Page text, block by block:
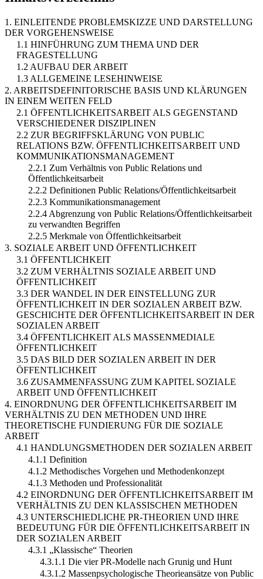
1. EINLEITENDE PROBLEMSKIZZE UND DARSTELLUNG
DER VORGEHENSWEISE
1.1 HINFÜHRUNG ZUM THEMA UND DER
FRAGESTELLUNG
1.2 AUFBAU DER ARBEIT
1.3 ALLGEMEINE LESEHINWEISE
2. ARBEITSDEFINITORISCHE BASIS UND KLÄRUNGEN
IN EINEM WEITEN FELD
2.1 ÖFFENTLICHKEITSARBEIT ALS GEGENSTAND
VERSCHIEDENER DISZIPLINEN
2.2 ZUR BEGRIFFSKLÄRUNG VON PUBLIC
RELATIONS BZW. ÖFFENTLICHKEITSARBEIT UND
KOMMUNIKATIONSMANAGEMENT
2.2.1 Zum Verhältnis von Public Relations und
Öffentlichkeitsarbeit
2.2.2 Definitionen Public Relations/Öffentlichkeitsarbeit
2.2.3 Kommunikationsmanagement
2.2.4 Abgrenzung von Public Relations/Öffentlichkeitsarbeit
zu verwandten Begriffen
2.2.5 Merkmale von Öffentlichkeitsarbeit
3. SOZIALE ARBEIT UND ÖFFENTLICHKEIT
3.1 ÖFFENTLICHKEIT
3.2 ZUM VERHÄLTNIS SOZIALE ARBEIT UND
ÖFFENTLICHKEIT
3.3 DER WANDEL IN DER EINSTELLUNG ZUR
ÖFFENTLICHKEIT IN DER SOZIALEN ARBEIT BZW.
GESCHICHTE DER ÖFFENTLICHKEITSARBEIT IN DER
SOZIALEN ARBEIT
3.4 ÖFFENTLICHKEIT ALS MASSENMEDIALE
ÖFFENTLICHKEIT
3.5 DAS BILD DER SOZIALEN ARBEIT IN DER
ÖFFENTLICHKEIT
3.6 ZUSAMMENFASSUNG ZUM KAPITEL SOZIALE
ARBEIT UND ÖFFENTLICHKEIT
4. EINORDNUNG DER ÖFFENTLICHKEITSARBEIT IM
VERHÄLTNIS ZU DEN METHODEN UND IHRE
THEORETISCHE FUNDIERUNG FÜR DIE SOZIALE
ARBEIT
4.1 HANDLUNGSMETHODEN DER SOZIALEN ARBEIT
4.1.1 Definition
4.1.2 Methodisches Vorgehen und Methodenkonzept
4.1.3 Methoden und Professionalität
4.2 EINORDNUNG DER ÖFFENTLICHKEITSARBEIT IM
VERHÄLTNIS ZU DEN KLASSISCHEN METHODEN
4.3 UNTERSCHIEDLICHE PR-THEORIEN UND IHRE
BEDEUTUNG FÜR DIE ÖFFENTLICHKEITSARBEIT IN
DER SOZIALEN ARBEIT
4.3.1 „Klassische“ Theorien
4.3.1.1 Die vier PR-Modelle nach Grunig und Hunt
4.3.1.2 Massenpsychologische Theorieansätze von Public